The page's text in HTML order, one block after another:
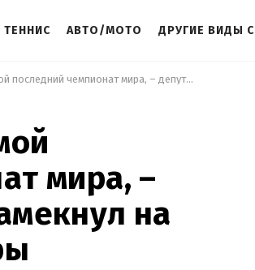
ТЕННИС АВТО/МОТО ДРУГИЕ ВИДЫ
Вероятно, это был мой последний чемпионат мира, – депутат Беленюк намекнул на завершение карьеры
мира, –
на